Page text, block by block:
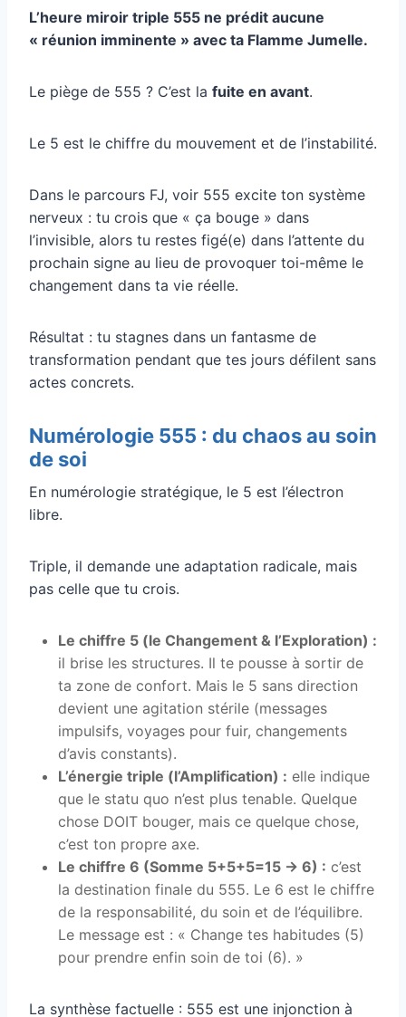
L’heure miroir triple 555 ne prédit aucune
« réunion imminente » avec ta Flamme Jumelle.
Le piège de 555 ? C’est la fuite en avant.
Le 5 est le chiffre du mouvement et de l’instabilité.
Dans le parcours FJ, voir 555 excite ton système
nerveux : tu crois que « ça bouge » dans
l’invisible, alors tu restes figé(e) dans l’attente du
prochain signe au lieu de provoquer toi-même le
changement dans ta vie réelle.
Résultat : tu stagnes dans un fantasme de
transformation pendant que tes jours défilent sans
actes concrets.
Numérologie 555 : du chaos au soin
de soi
En numérologie stratégique, le 5 est l’électron
libre.
Triple, il demande une adaptation radicale, mais
pas celle que tu crois.
Le chiffre 5 (le Changement & l’Exploration) :
il brise les structures. Il te pousse à sortir de
ta zone de confort. Mais le 5 sans direction
devient une agitation stérile (messages
impulsifs, voyages pour fuir, changements
d’avis constants).
L’énergie triple (l’Amplification) : elle indique
que le statu quo n’est plus tenable. Quelque
chose DOIT bouger, mais ce quelque chose,
c’est ton propre axe.
Le chiffre 6 (Somme 5+5+5=15 → 6) : c’est
la destination finale du 555. Le 6 est le chiffre
de la responsabilité, du soin et de l’équilibre.
Le message est : « Change tes habitudes (5)
pour prendre enfin soin de toi (6). »
La synthèse factuelle : 555 est une injonction à